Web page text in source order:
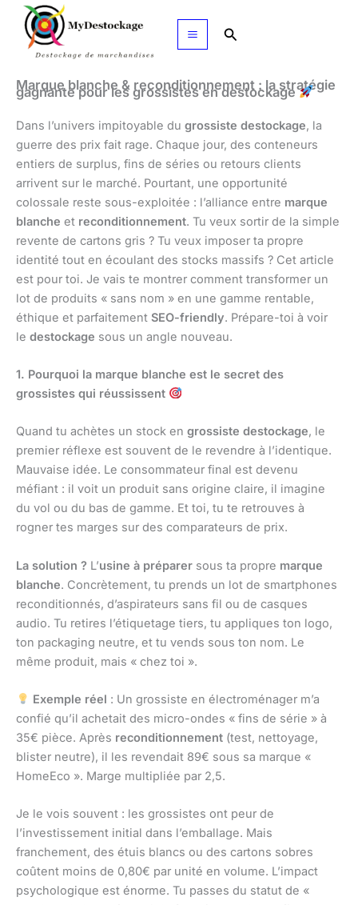
Aller
contenu
Rechercher
Marque blanche & reconditionnement : la stratégie
gagnante pour les grossistes en destockage
Dans l’univers impitoyable du grossiste destockage, la
guerre des prix fait rage. Chaque jour, des conteneurs
entiers de surplus, fins de séries ou retours clients
arrivent sur le marché. Pourtant, une opportunité
colossale reste sous-exploitée : l’alliance entre marque
blanche et reconditionnement. Tu veux sortir de la simple
revente de cartons gris ? Tu veux imposer ta propre
identité tout en écoulant des stocks massifs ? Cet article
est pour toi. Je vais te montrer comment transformer un
lot de produits « sans nom » en une gamme rentable,
éthique et parfaitement SEO-friendly. Prépare-toi à voir
le destockage sous un angle nouveau.
1. Pourquoi la marque blanche est le secret des
grossistes qui réussissent
Quand tu achètes un stock en grossiste destockage, le
premier réflexe est souvent de le revendre à l’identique.
Mauvaise idée. Le consommateur final est devenu
méfiant : il voit un produit sans origine claire, il imagine
du vol ou du bas de gamme. Et toi, tu te retrouves à
rogner tes marges sur des comparateurs de prix.
La solution ? L’usine à préparer sous ta propre marque
blanche. Concrètement, tu prends un lot de smartphones
reconditionnés, d’aspirateurs sans fil ou de casques
audio. Tu retires l’étiquetage tiers, tu appliques ton logo,
ton packaging neutre, et tu vends sous ton nom. Le
même produit, mais « chez toi ».
Exemple réel : Un grossiste en électroménager m’a
confié qu’il achetait des micro-ondes « fins de série » à
35€ pièce. Après reconditionnement (test, nettoyage,
blister neutre), il les revendait 89€ sous sa marque «
HomeEco ». Marge multipliée par 2,5.
Je le vois souvent : les grossistes ont peur de
l’investissement initial dans l’emballage. Mais
franchement, des étuis blancs ou des cartons sobres
coûtent moins de 0,80€ par unité en volume. L’impact
psychologique est énorme. Tu passes du statut de «